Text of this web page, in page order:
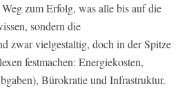
zum Erfolg, was alle bis auf die
sondern die
zwar vielgestaltig, doch in der Spitze
festmachen: Energiekosten,
Bürokratie und Infrastruktur.